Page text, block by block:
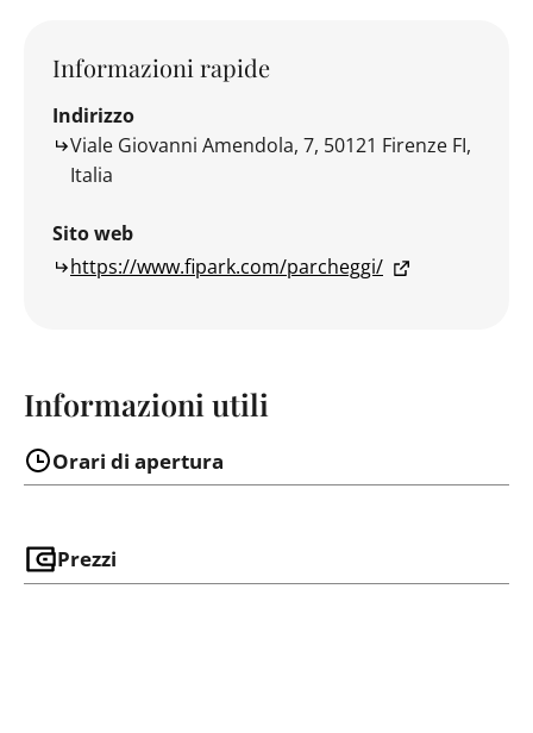
Informazioni rapide
Indirizzo
Viale Giovanni Amendola, 7, 50121 Firenze FI,
Italia
Sito web
https://www.fipark.com/parcheggi/
Informazioni utili
Orari di apertura
Prezzi